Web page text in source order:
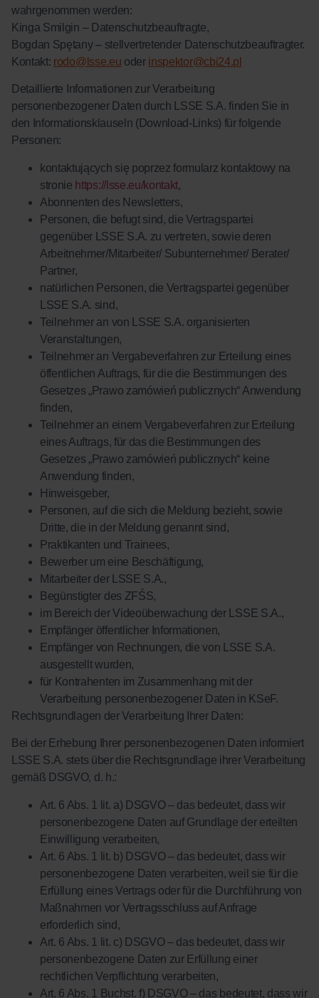
wahrgenommen werden:
Kinga Smilgin – Datenschutzbeauftragte,
Bogdan Spętany – stellvertretender Datenschutzbeauftragter.
Kontakt: rodo@lsse.eu oder inspektor@cbi24.pl
Detaillierte Informationen zur Verarbeitung
personenbezogener Daten durch LSSE S.A. finden Sie in
den Informationsklauseln (Download-Links) für folgende
Personen:
kontaktujących się poprzez formularz kontaktowy na
stronie https://lsse.eu/kontakt,
Abonnenten des Newsletters,
Personen, die befugt sind, die Vertragspartei
gegenüber LSSE S.A. zu vertreten, sowie deren
Arbeitnehmer/Mitarbeiter/ Subunternehmer/ Berater/
Partner,
natürlichen Personen, die Vertragspartei gegenüber
LSSE S.A. sind,
Teilnehmer an von LSSE S.A. organisierten
Veranstaltungen,
Teilnehmer an Vergabeverfahren zur Erteilung eines
öffentlichen Auftrags, für die die Bestimmungen des
Gesetzes „Prawo zamówień publicznych“ Anwendung
finden,
Teilnehmer an einem Vergabeverfahren zur Erteilung
eines Auftrags, für das die Bestimmungen des
Gesetzes „Prawo zamówień publicznych“ keine
Anwendung finden,
Hinweisgeber,
Personen, auf die sich die Meldung bezieht, sowie
Dritte, die in der Meldung genannt sind,
Praktikanten und Trainees,
Bewerber um eine Beschäftigung,
Mitarbeiter der LSSE S.A.,
Begünstigter des ZFŚS,
im Bereich der Videoüberwachung der LSSE S.A.,
Empfänger öffentlicher Informationen,
Empfänger von Rechnungen, die von LSSE S.A.
ausgestellt wurden,
für Kontrahenten im Zusammenhang mit der
Verarbeitung personenbezogener Daten in KSeF.
Rechtsgrundlagen der Verarbeitung Ihrer Daten:
Bei der Erhebung Ihrer personenbezogenen Daten informiert
LSSE S.A. stets über die Rechtsgrundlage ihrer Verarbeitung
gemäß DSGVO, d. h.:
Art. 6 Abs. 1 lit. a) DSGVO – das bedeutet, dass wir
personenbezogene Daten auf Grundlage der erteilten
Einwilligung verarbeiten,
Art. 6 Abs. 1 lit. b) DSGVO – das bedeutet, dass wir
personenbezogene Daten verarbeiten, weil sie für die
Erfüllung eines Vertrags oder für die Durchführung von
Maßnahmen vor Vertragsschluss auf Anfrage
erforderlich sind,
Art. 6 Abs. 1 lit. c) DSGVO – das bedeutet, dass wir
personenbezogene Daten zur Erfüllung einer
rechtlichen Verpflichtung verarbeiten,
Art. 6 Abs. 1 Buchst. f) DSGVO – das bedeutet, dass wir